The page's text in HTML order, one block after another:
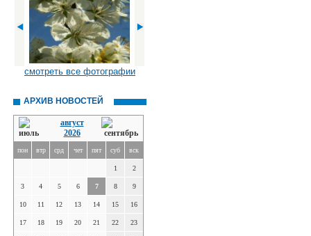
смотреть все фотографии
АРХИВ НОВОСТЕЙ
август
2026
пон втр срд чет пят суб вск
1 2
3 4 5 6 7 8 9
10 11 12 13 14 15 16
17 18 19 20 21 22 23